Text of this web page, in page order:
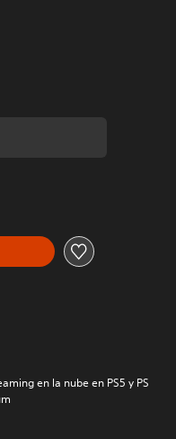
original de 29,99 €
en la nube en PS5 y PS